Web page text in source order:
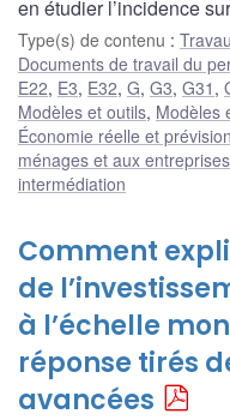
en étudier l’incidence
Type(s) de contenu :
Documents de travail du
E22, E3, E32, G, G3, G31 ,
Modèles et outils, Modèles
Économie réelle et
ménages et aux entreprises
intermédiation
Comment
de
à l’échelle
réponse tirés
avancées